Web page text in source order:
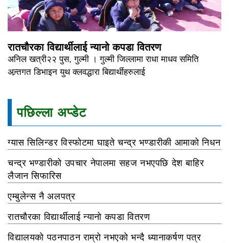
रातचौरका विद्यार्थीलाई न्यानो कपडा वितरण
अनिल खत्री२२ पुस, गुल्मी । गुल्मी जिल्लामा राधा माधव समिति
अन्र्तगत डिभाइन युथ क्लवद्धारा बिद्यार्थीहरुलाई
पछिल्ला अप्डेट
ग्यास सिलिन्डर विस्फोटमा घाइते चन्द्र भण्डारीकी आमाको निधन
चन्द्र भण्डारीको उपचार नेपालमा सहज नभएपछि देश बाहिर
लैजान सिफारिस
एम्बुलेन्स नै अलपत्र
रातचौरका विद्यार्थीलाई न्यानो कपडा वितरण
विद्यालयको पठनपाठन राम्रो नभएको भन्दै ध्यानाकर्षण पत्र